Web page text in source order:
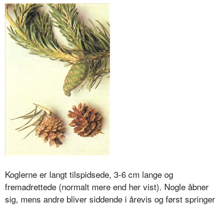
Koglerne er langt tilspidsede, 3-6 cm lange og
fremadrettede (normalt mere end her vist). Nogle åbner
sig, mens andre bliver siddende i årevis og først springer